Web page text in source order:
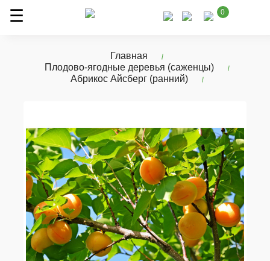
0
Главная
Плодово-ягодные деревья (саженцы)
Абрикос Айсберг (ранний)